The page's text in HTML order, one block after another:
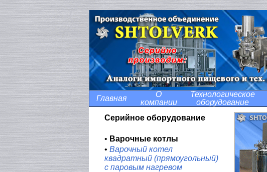
Главная
О
компании
Технологическое
оборудование
Серийное оборудование
• Варочные котлы
• Варочный котел
квадратный (прямоугольный)
с паровым нагревом